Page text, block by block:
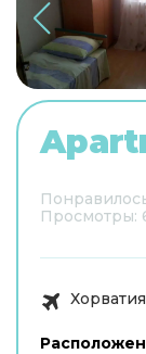
Просмотры:
Хорватия